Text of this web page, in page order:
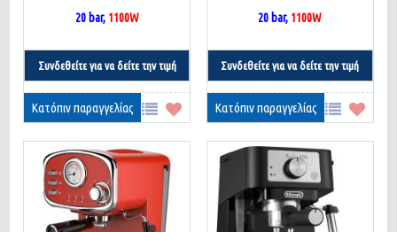
20 bar, 1100W
Συνδεθείτε για να δείτε την τιμή
Κατόπιν παραγγελίας
20 bar, 1100W
Συνδεθείτε για να δείτε την τιμή
Κατόπιν παραγγελίας